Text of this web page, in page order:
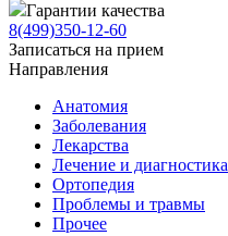
Гарантии качества
8(499)350-12-60
Записаться на прием
Направления
Анатомия
Заболевания
Лекарства
Лечение и диагностика
Ортопедия
Проблемы и травмы
Прочее